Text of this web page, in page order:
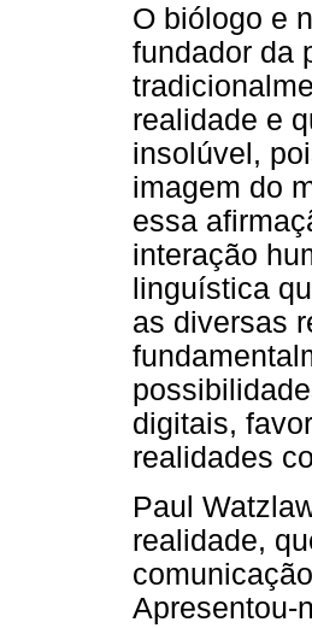
O biólogo e
fundador da
realidade e
insolúvel,
imagem do
essa
interação
linguística
as diversas
digitais,
realidades
Paul
realidade,
Apresentou-